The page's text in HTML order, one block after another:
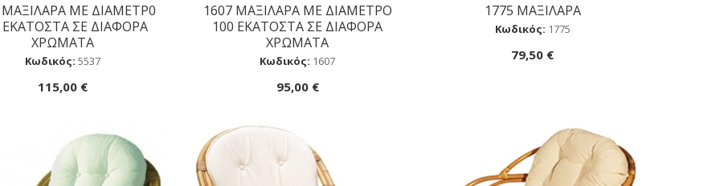
Αγορά
ΜΑΞΙΛΑΡA ΜΕ ΔΙΑΜΕΤΡ0
ΕΚΑΤΟΣΤΑ ΣΕ ΔΙΑΦΟΡΑ
ΧΡΩΜΑΤΑ
Κωδικός: 5537
115,00 €
Αγορά
1607 ΜΑΞΙΛΑΡA ΜΕ ΔΙΑΜΕΤΡΟ
100 ΕΚΑΤΟΣΤΑ ΣΕ ΔΙΑΦΟΡΑ
ΧΡΩΜΑΤΑ
Κωδικός: 1607
95,00 €
Αγορά
1775 ΜΑΞΙΛΑΡA
Κωδικός: 1775
79,50 €